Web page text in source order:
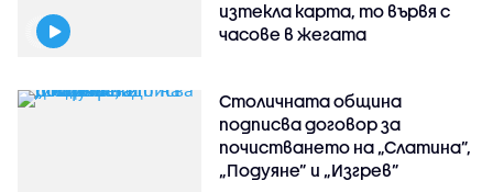
изтекла карта, то вървя с
часове в жегата
Столичната община
подписва договор за
почистването на „Слатина”,
„Подуяне” и „Изгрев”